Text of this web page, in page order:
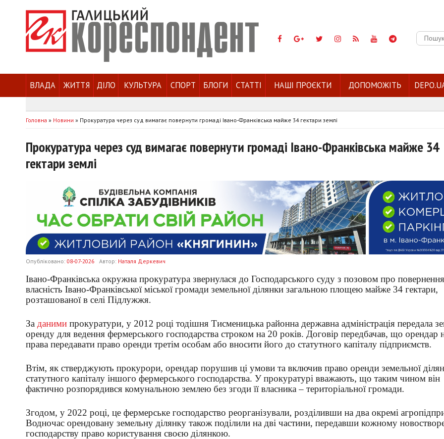
Пошук:
ВЛАДА ЖИТТЯ ДІЛО КУЛЬТУРА СПОРТ БЛОГИ СТАТТІ НАШІ ПРОЄКТИ ДОПОМОЖІТЬ
Головна » Новини » Прокуратура через суд вимагає повернути громаді Івано-Франківська майже 34 гектари землі
Прокуратура через суд вимагає повернути громаді Івано-Франківська майже 34
гектари землі
Опубліковано: 08-07-2026 Автор: Наталя Деркевич
Івано-Франківська окружна прокуратура звернулася до Господарського суду з позовом про
власність Івано-Франківської міської громади земельної ділянки загальною площею майже 34 гектари,
розташованої в селі Підлужжя.
За даними прокуратури, у 2012 році тодішня Тисменицька районна державна адміністрація передала
оренду для ведення фермерського господарства строком на 20 років. Договір передбачав, що орендар
права передавати право оренди третім особам або вносити його до статутного капіталу підприємств.
Втім, як стверджують прокурори, орендар порушив ці умови та включив право оренди земельної
статутного капіталу іншого фермерського господарства. У прокуратурі вважають, що таким чином він
фактично розпорядився комунальною землею без згоди її власника – територіальної громади.
Згодом, у 2022 році, це фермерське господарство реорганізували, розділивши на два окремі
Водночас орендовану земельну ділянку також поділили на дві частини, передавши кожному
господарству право користування своєю ділянкою.